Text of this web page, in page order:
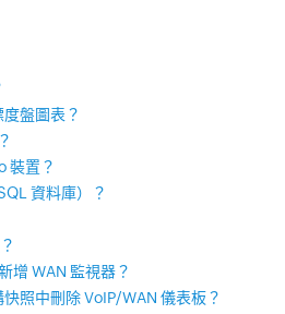
盤圖表？
裝置？
資料庫）？
增 WAN 監視器？
照中刪除 VoIP/WAN 儀表板？